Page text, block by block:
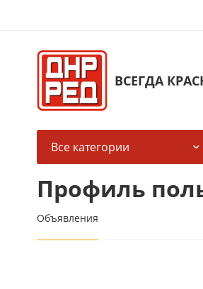
ВСЕГДА
Все категории
Профиль
Объявления